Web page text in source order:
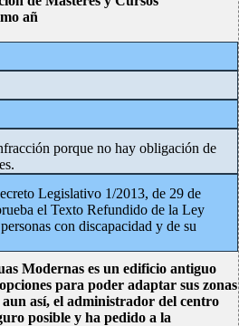
añ
porque no hay obligación de
Legislativo 1/2013, de 29 de
el Texto Refundido de la Ley
con discapacidad y de su
Modernas es un edificio antiguo
para poder adaptar sus zonas
así, el administrador del centro
posible y ha pedido a la